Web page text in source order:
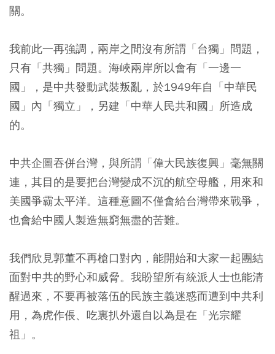
關。
我前此一再強調，兩岸之間沒有所謂「台獨」問題，
只有「共獨」問題。海峽兩岸所以會有「一邊一
國」，是中共發動武裝叛亂，於1949年自「中華民
國」內「獨立」，另建「中華人民共和國」所造成
的。
中共企圖吞併台灣，與所謂「偉大民族復興」毫無關
連，其目的是要把台灣變成不沉的航空母艦，用來和
美國爭霸太平洋。這種意圖不僅會給台灣帶來戰爭，
也會給中國人製造無窮無盡的苦難。
我們欣見郭董不再槍口對內，能開始和大家一起團結
面對中共的野心和威脅。我盼望所有統派人士也能清
醒過來，不要再被落伍的民族主義迷惑而遭到中共利
用，為虎作倀、吃裏扒外還自以為是在「光宗耀
祖」。